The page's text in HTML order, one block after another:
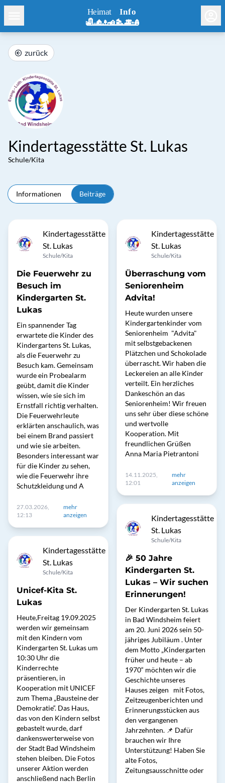
zurück
Kindertagesstätte St. Lukas
Schule/Kita
Informationen Beiträge
Kindertagesstätte
St. Lukas
Schule/Kita
Die Feuerwehr zu
Besuch im
Kindergarten St.
Lukas
Ein spannender Tag
erwartete die Kinder des
Kindergartens St. Lukas,
als die Feuerwehr zu
Besuch kam. Gemeinsam
wurde ein Probealarm
geübt, damit die Kinder
wissen, wie sie sich im
Ernstfall richtig verhalten.
Die Feuerwehrleute
erklärten anschaulich, was
bei einem Brand passiert
und wie sie arbeiten.
Besonders interessant war
für die Kinder zu sehen,
wie die Feuerwehr ihre
Schutzkleidung und A
27.03.2026,
12:13
mehr
anzeigen
Kindertagesstätte
St. Lukas
Schule/Kita
Unicef-Kita St.
Lukas
Heute,Freitag 19.09.2025
werden wir gemeinsam
mit den Kindern vom
Kindergarten St. Lukas um
10:30 Uhr die
Kinderrechte
präsentieren, in
Kooperation mit UNICEF
zum Thema „Bausteine der
Demokratie“. Das Haus,
das von den Kindern selbst
gebastelt wurde, darf
dankenswerterweise von
der Stadt Bad Windsheim
stehen bleiben. Die Fotos
unserer Aktion werden
anschließend nach Berlin
Kindertagesstätte
St. Lukas
Schule/Kita
Überraschung vom
Seniorenheim
Advita!
Heute wurden unsere
Kindergartenkinder vom
Seniorenheim "Advita"
mit selbstgebackenen
Plätzchen und Schokolade
überrascht. Wir haben die
Leckereien an alle Kinder
verteilt. Ein herzliches
Dankeschön an das
Seniorenheim! Wir freuen
uns sehr über diese schöne
und wertvolle
Kooperation. Mit
freundlichen Grüßen
Anna Maria Pietrantoni
14.11.2025,
12:01
mehr
anzeigen
Kindertagesstätte
St. Lukas
Schule/Kita
🎉 50 Jahre
Kindergarten St.
Lukas – Wir suchen
Erinnerungen!
Der Kindergarten St. Lukas
in Bad Windsheim feiert
am 20. Juni 2026 sein 50-
jähriges Jubiläum . Unter
dem Motto „Kindergarten
früher und heute – ab
1970“ möchten wir die
Geschichte unseres
Hauses zeigen mit Fotos,
Zeitzeugenberichten und
Erinnerungsstücken aus
den vergangenen
Jahrzehnten. 📌 Dafür
brauchen wir Ihre
Unterstützung! Haben Sie
alte Fotos,
Zeitungsausschnitte oder